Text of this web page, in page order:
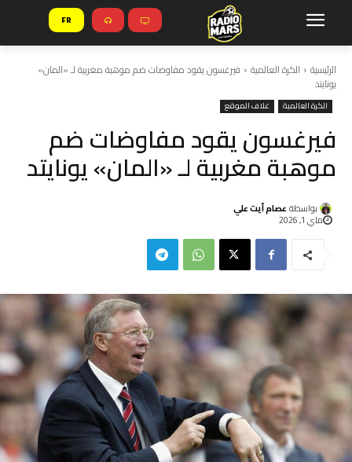
FR
الرئيسية الكرة العالمية فيرغسون يقود مفاوضات ضم موهبة مغربية لـ «المان»
يونايتد
الكرة العالمية غلاف الموقع
فيرغسون يقود مفاوضات ضم
موهبة مغربية لـ «المان» يونايتد
بواسطة عصام أيت علي
ماي 1, 2026